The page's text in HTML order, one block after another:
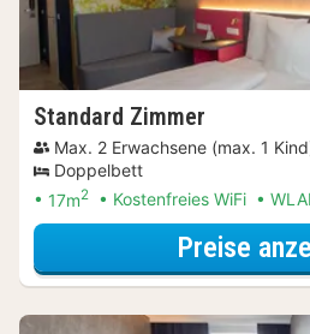
Standard Zimmer
Max. 2 Erwachsene (max. 1
Doppelbett
17m2 Kostenfreies WiFi
Preise